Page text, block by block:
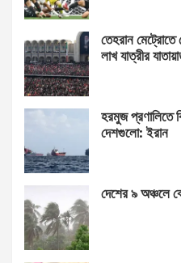
তেহরান মেট্রোতে
লাখ যাত্রীর
হরমুজ প্রণালিতে
দেশগুলো: ইরান
দেশের ৯ অঞ্চলে